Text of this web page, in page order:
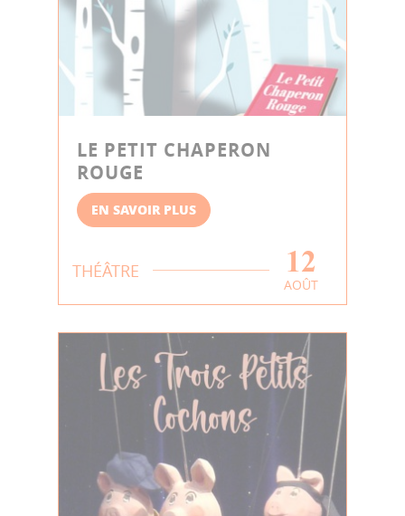
LE PETIT CHAPERON
ROUGE
EN SAVOIR PLUS
THÉÂTRE 12
AOÛT